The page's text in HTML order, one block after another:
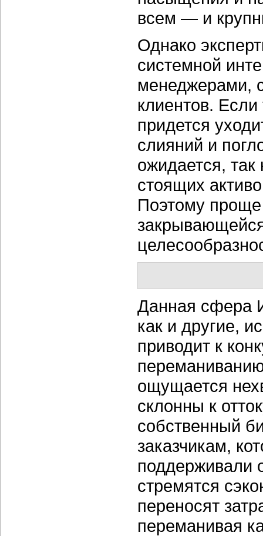
всем — и
Однако
системной
менеджерами,
клиентов.
придется
слияний и
ожидается, так
стоящих
Поэтому проще
Данная сфера
как и другие,
приводит к
ощущается
склонны к
собственный
заказчикам,
поддерживали
стремятся
переносят
переманивая